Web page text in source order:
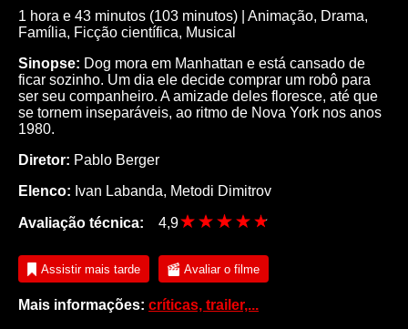
1 hora e 43 minutos (103 minutos) | Animação, Drama,
Família, Ficção científica, Musical
Sinopse: Dog mora em Manhattan e está cansado de
ficar sozinho. Um dia ele decide comprar um robô para
ser seu companheiro. A amizade deles floresce, até que
se tornem inseparáveis, ao ritmo de Nova York nos anos
1980.
Diretor: Pablo Berger
Elenco: Ivan Labanda, Metodi Dimitrov
Avaliação técnica: 4,9
Assistir mais tarde Avaliar o filme
Mais informações: críticas, trailer,...